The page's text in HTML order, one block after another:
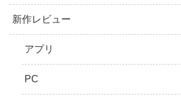
新作レビュー
アプリ
PC